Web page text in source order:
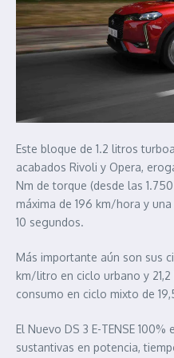
Este bloque de 1.2 litros
acabados Rivoli y Opera,
Nm de torque (desde las
máxima de 196 km/hora y
10 segundos.
Más importante aún son sus
km/litro en ciclo urbano y
consumo en ciclo mixto de
El Nuevo DS 3 E-TENSE
sustantivas en potencia,